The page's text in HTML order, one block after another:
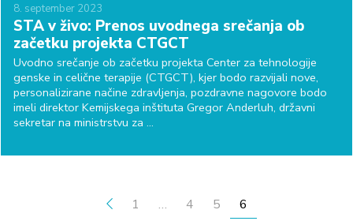
8. september 2023
STA v živo: Prenos uvodnega srečanja ob
začetku projekta CTGCT
Uvodno srečanje ob začetku projekta Center za tehnologije
genske in celične terapije (CTGCT), kjer bodo razvijali nove,
personalizirane načine zdravljenja, pozdravne nagovore bodo
imeli direktor Kemijskega inštituta Gregor Anderluh, državni
sekretar na ministrstvu za ...
1 … 4 5 6